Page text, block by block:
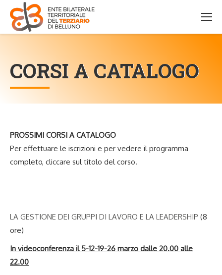
CORSI A CATALOGO
PROSSIMI CORSI A CATALOGO
Per effettuare le iscrizioni e per vedere il programma
completo, cliccare sul titolo del corso.
LA GESTIONE DEI GRUPPI DI LAVORO E LA LEADERSHIP (8
ore)
In videoconferenza il 5-12-19-26 marzo dalle 20.00 alle
22.00